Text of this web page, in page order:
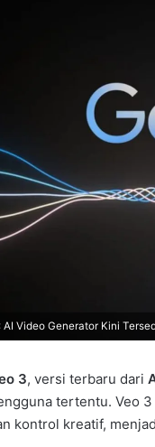
Video Generator Kini
3, versi terbaru dari
tertentu. Veo
kontrol kreatif,